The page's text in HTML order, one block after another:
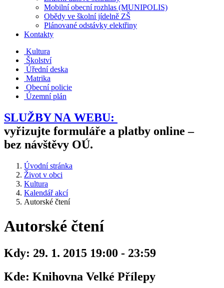
Mobilní obecní rozhlas (MUNIPOLIS)
Obědy ve školní jídelně ZŠ
Plánované odstávky elektřiny
Kontakty
Kultura
Školství
Úřední deska
Matrika
Obecní policie
Územní plán
SLUŽBY NA WEBU:
vyřizujte formuláře a platby online –
bez návštěvy OÚ.
Úvodní stránka
Život v obci
Kultura
Kalendář akcí
Autorské čtení
Autorské čtení
Kdy: 29. 1. 2015 19:00 - 23:59
Kde: Knihovna Velké Přílepy